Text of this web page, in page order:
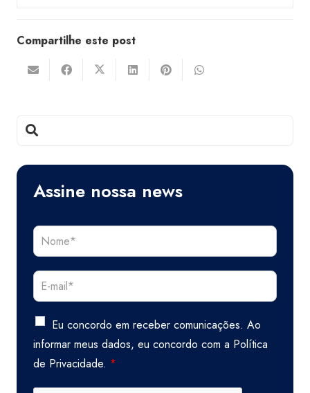
Compartilhe este post
Assine nossa news
Eu concordo em receber comunicações. Ao
informar meus dados, eu concordo com a Política
de Privacidade. *